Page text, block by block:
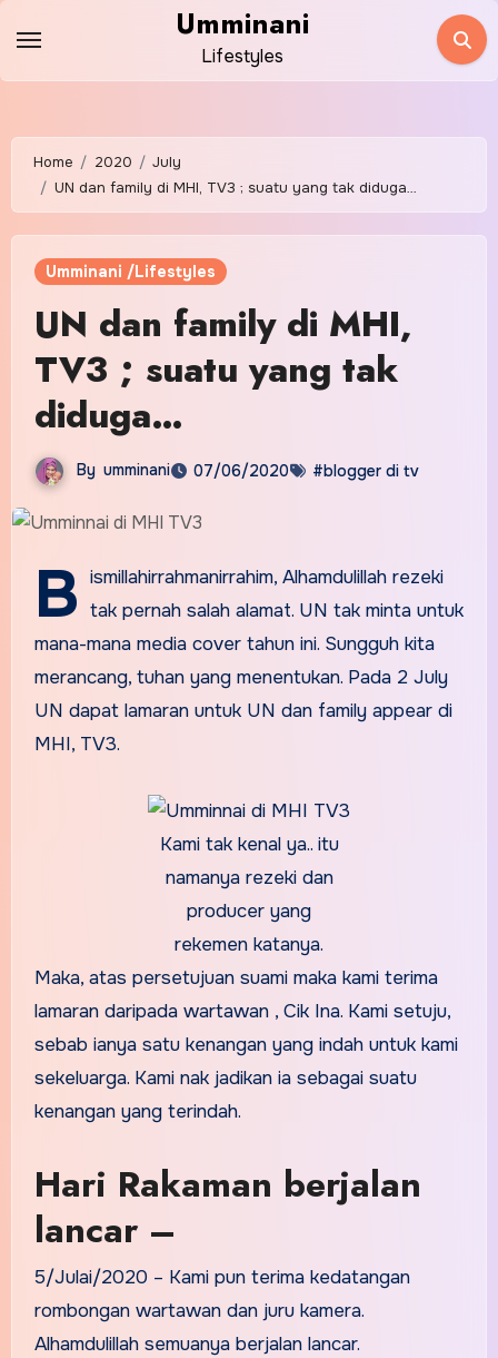
content
Umminani
Lifestyles
Home 2020
July
UN dan family di MHI, TV3 ; suatu yang tak diduga…
Umminani /Lifestyles
UN dan family di MHI,
TV3 ; suatu yang tak
diduga…
By umminani 07/06/2020 #blogger di tv
B ismillahirrahmanirrahim, Alhamdulillah rezeki
tak pernah salah alamat. UN tak minta untuk
mana-mana media cover tahun ini. Sungguh kita
merancang, tuhan yang menentukan. Pada 2 July
UN dapat lamaran untuk UN dan family appear di
MHI, TV3.
Kami tak kenal ya.. itu
namanya rezeki dan
producer yang
rekemen katanya.
Maka, atas persetujuan suami maka kami terima
lamaran daripada wartawan , Cik Ina. Kami setuju,
sebab ianya satu kenangan yang indah untuk kami
sekeluarga. Kami nak jadikan ia sebagai suatu
kenangan yang terindah.
Hari Rakaman berjalan
lancar –
5/Julai/2020 – Kami pun terima kedatangan
rombongan wartawan dan juru kamera.
Alhamdulillah semuanya berjalan lancar.